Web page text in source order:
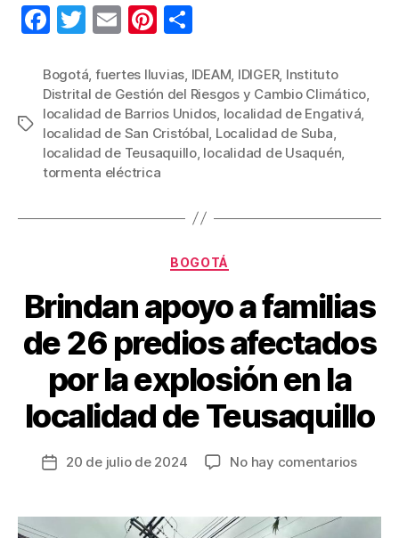
F
c
e
b
o
k
T
tt
er
E
ail
Pi
er
e
st
m
p
ar
tir
Etiquetas
Bogotá, fuertes lluvias, IDEAM, IDIGER, Instituto
Distrital de Gestión del Riesgos y Cambio Climático,
localidad de Barrios Unidos, localidad de Engativá,
localidad de San Cristóbal, Localidad de Suba,
localidad de Teusaquillo, localidad de Usaquén,
tormenta eléctrica
Categorías
BOGOTÁ
Brindan apoyo a familias
de 26 predios afectados
por la explosión en la
localidad de Teusaquillo
Fecha
entrada
20 de julio de 2024 No hay comentariosen
a